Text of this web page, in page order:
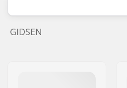
GIDSEN